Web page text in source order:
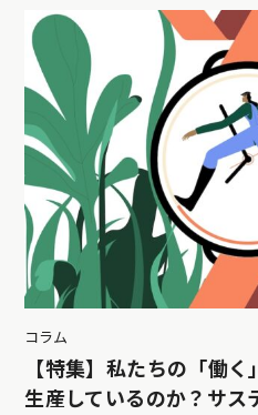
コラム
【特集】私たちの「働
生産しているのか？サス